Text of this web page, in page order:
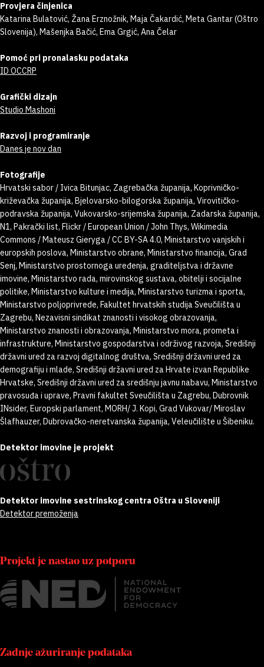
Provjera činjenica
Katarina Bulatović, Žana Erznožnik, Maja Čakardić, Meta Gantar (Oštro
Slovenija), Mašenjka Bačić, Ema Grgić, Ana Čelar
Pomoć pri pronalasku podataka
ID OCCRP
Grafički dizajn
Studio Mashoni
Razvoj i programiranje
Danes je nov dan
Fotografije
Hrvatski sabor / Ivica Bitunjac, Zagrebačka županija, Koprivničko-
križevačka županija, Bjelovarsko-bilogorska županija, Virovitičko-
podravska županija, Vukovarsko-srijemska županija, Zadarska županija,
N1, Pakrački list, Flickr / European Union / John Thys, Wikimedia
Commons / Mateusz Gieryga / CC BY-SA 4.0, Ministarstvo vanjskih i
europskih poslova, Ministarstvo obrane, Ministarstvo financija, Grad
Senj, Ministarstvo prostornoga uređenja, graditeljstva i državne
imovine, Ministarstvo rada, mirovinskog sustava, obitelji i socijalne
politike, Ministarstvo kulture i medija, Ministarstvo turizma i sporta,
Ministarstvo poljoprivrede, Fakultet hrvatskih studija Sveučilišta u
Zagrebu, Nezavisni sindikat znanosti i visokog obrazovanja,
Ministarstvo znanosti i obrazovanja, Ministarstvo mora, prometa i
infrastrukture, Ministarstvo gospodarstva i održivog razvoja, Središnji
državni ured za razvoj digitalnog društva, Središnji državni ured za
demografiju i mlade, Središnji državni ured za Hrvate izvan Republike
Hrvatske, Središnji državni ured za središnju javnu nabavu, Ministarstvo
pravosuđa i uprave, Pravni fakultet Sveučilišta u Zagrebu, Dubrovnik
INsider, Europski parlament, MORH/ J. Kopi, Grad Vukovar/ Miroslav
Šlafhauzer, Dubrovačko-neretvanska županija, Veleučilište u Šibeniku.
Detektor imovine je projekt
Detektor imovine sestrinskog centra Oštra u Sloveniji
Detektor premoženja
Projekt je nastao uz potporu
Zadnje ažuriranje podataka